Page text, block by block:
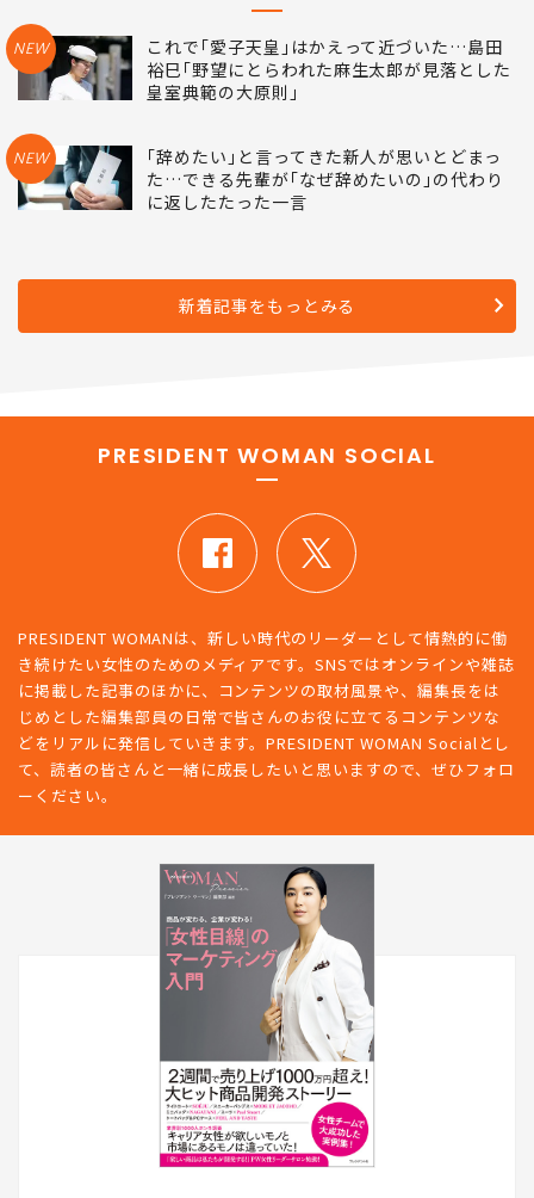
NEW
これで｢愛子天皇｣はかえって近づいた…島田
裕巳｢野望にとらわれた麻生太郎が見落とした
皇室典範の大原則｣
NEW
｢辞めたい｣と言ってきた新人が思いとどまっ
た…できる先輩が｢なぜ辞めたいの｣の代わり
に返したたった一言
新着記事をもっとみる
PRESIDENT WOMAN SOCIAL
PRESIDENT WOMANは、新しい時代のリーダーとして情熱的に働
き続けたい女性のためのメディアです。SNSではオンラインや雑誌
に掲載した記事のほかに、コンテンツの取材風景や、編集長をは
じめとした編集部員の日常で皆さんのお役に立てるコンテンツな
どをリアルに発信していきます。PRESIDENT WOMAN Socialとし
て、読者の皆さんと一緒に成長したいと思いますので、ぜひフォロ
ーください。